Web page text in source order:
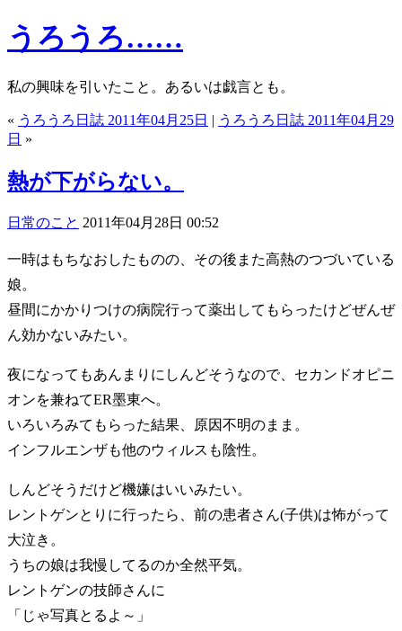
うろうろ……
私の興味を引いたこと。あるいは戯言とも。
« うろうろ日誌 2011年04月25日 | うろうろ日誌 2011年04月29
日 »
熱が下がらない。
日常のこと 2011年04月28日 00:52
一時はもちなおしたものの、その後また高熱のつづいている
娘。
昼間にかかりつけの病院行って薬出してもらったけどぜんぜ
ん効かないみたい。
夜になってもあんまりにしんどそうなので、セカンドオピニ
オンを兼ねてER墨東へ。
いろいろみてもらった結果、原因不明のまま。
インフルエンザも他のウィルスも陰性。
しんどそうだけど機嫌はいいみたい。
レントゲンとりに行ったら、前の患者さん(子供)は怖がって
大泣き。
うちの娘は我慢してるのか全然平気。
レントゲンの技師さんに
「じゃ写真とるよ～」